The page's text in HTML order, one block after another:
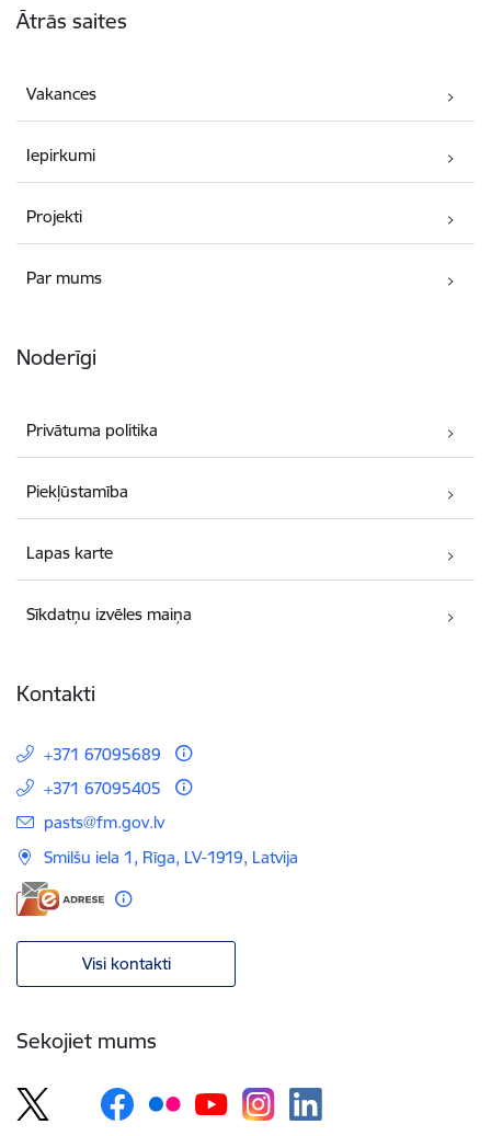
Ātrās saites
Vakances
Iepirkumi
Projekti
Par mums
Noderīgi
Privātuma politika
Piekļūstamība
Lapas karte
Sīkdatņu izvēles maiņa
Kontakti
+371 67095689
+371 67095405
E-pasts:
pasts@fm.gov.lv
Smilšu iela 1, Rīga, LV-1919, Latvija
Visi kontakti
Sekojiet mums